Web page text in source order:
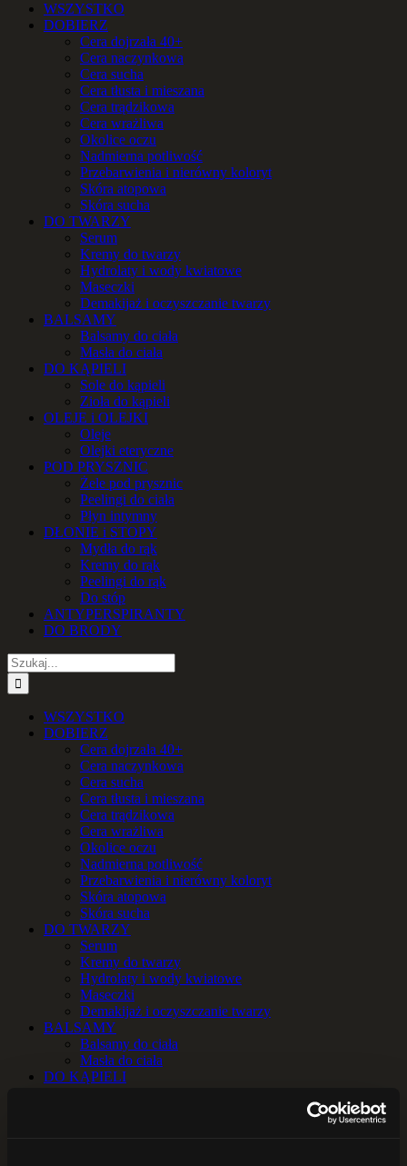
WSZYSTKO
DOBIERZ
Cera dojrzała 40+
Cera naczynkowa
Cera sucha
Cera tłusta i mieszana
Cera trądzikowa
Cera wrażliwa
Okolice oczu
Nadmierna potliwość
Przebarwienia i nierówny koloryt
Skóra atopowa
Skóra sucha
DO TWARZY
Serum
Kremy do twarzy
Hydrolaty i wody kwiatowe
Maseczki
Demakijaż i oczyszczanie twarzy
BALSAMY
Balsamy do ciała
Masła do ciała
DO KĄPIELI
Sole do kąpieli
Zioła do kąpieli
OLEJE i OLEJKI
Oleje
Olejki eteryczne
POD PRYSZNIC
Żele pod prysznic
Peelingi do ciała
Płyn intymny
DŁONIE i STOPY
Mydła do rąk
Kremy do rąk
Peelingi do rąk
Do stóp
ANTYPERSPIRANTY
DO BRODY
Szukaj
WSZYSTKO
DOBIERZ
Cera dojrzała 40+
Cera naczynkowa
Cera sucha
Cera tłusta i mieszana
Cera trądzikowa
Cera wrażliwa
Okolice oczu
Nadmierna potliwość
Przebarwienia i nierówny koloryt
Skóra atopowa
Skóra sucha
DO TWARZY
Serum
Kremy do twarzy
Hydrolaty i wody kwiatowe
Maseczki
Demakijaż i oczyszczanie twarzy
BALSAMY
Balsamy do ciała
Masła do ciała
DO KĄPIELI